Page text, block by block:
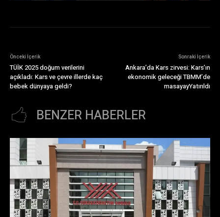
Önceki İçerik
TÜİK 2025 doğum verilerini
açıkladı: Kars ve çevre illerde kaç
bebek dünyaya geldi?
Sonraki İçerik
Ankara’da Kars zirvesi: Kars’ın
ekonomik geleceği TBMM’de
masayayYatırıldı
BENZER HABERLER